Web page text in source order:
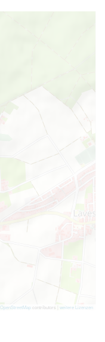
OpenStreetMapcontributors | weitere Lizenzen